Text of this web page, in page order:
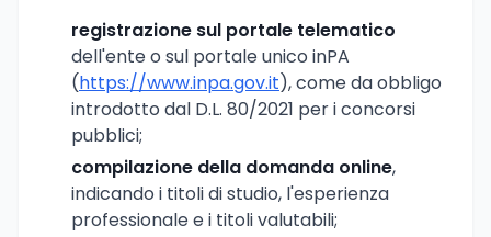
registrazione sul portale telematico
dell'ente o sul portale unico inPA
(https://www.inpa.gov.it), come da obbligo
introdotto dal D.L. 80/2021 per i concorsi
pubblici;
compilazione della domanda online,
indicando i titoli di studio, l'esperienza
professionale e i titoli valutabili;